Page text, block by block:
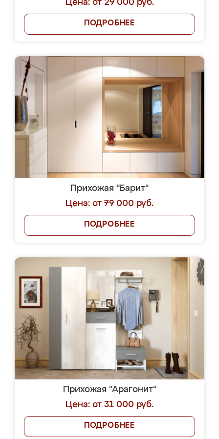
Цена: от 29 000 руб.
ПОДРОБНЕЕ
Прихожая "Барит"
Цена: от 79 000 руб.
ПОДРОБНЕЕ
Прихожая "Арагонит"
Цена: от 31 000 руб.
ПОДРОБНЕЕ